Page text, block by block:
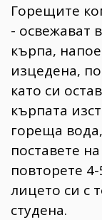
Горещите
- освежават
кърпа,
изцедена,
като си
кърпата
гореща
поставете
повторете
лицето си с
студена.